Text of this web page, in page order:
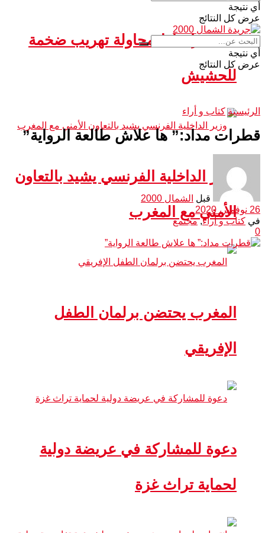
سبتة.. إحباط محاولة تهريب ضخمة
للحشيش
وزير الداخلية الفرنسي يشيد بالتعاون
الأمني مع المغرب
المغرب يحتضن برلمان الطفل
الإفريقي
دعوة للمشاركة في عريضة دولية
لحماية تراث غزة
أي نتيجة
عرض كل النتائج
أي نتيجة
عرض كل النتائج
الرئيسية كتاب و أراء
قطرات مداد:” ها علاش طالعة الرواية”
قبل الشمال 2000
26 نوفمبر، 2020
في كتاب و أراء,مجتمع
0